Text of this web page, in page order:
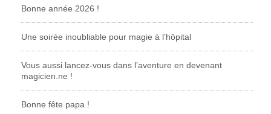
Bonne année 2026 !
Une soirée inoubliable pour magie à l’hôpital
Vous aussi lancez-vous dans l’aventure en devenant
magicien.ne !
Bonne fête papa !